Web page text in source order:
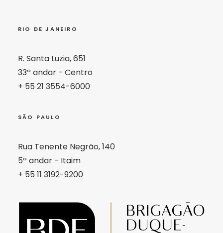
RIO DE JANEIRO
R. Santa Luzia, 651
33º andar - Centro
+ 55 21 3554-6000
SÃO PAULO
Rua Tenente Negrão, 140
5º andar - Itaim
+ 55 11 3192-9200